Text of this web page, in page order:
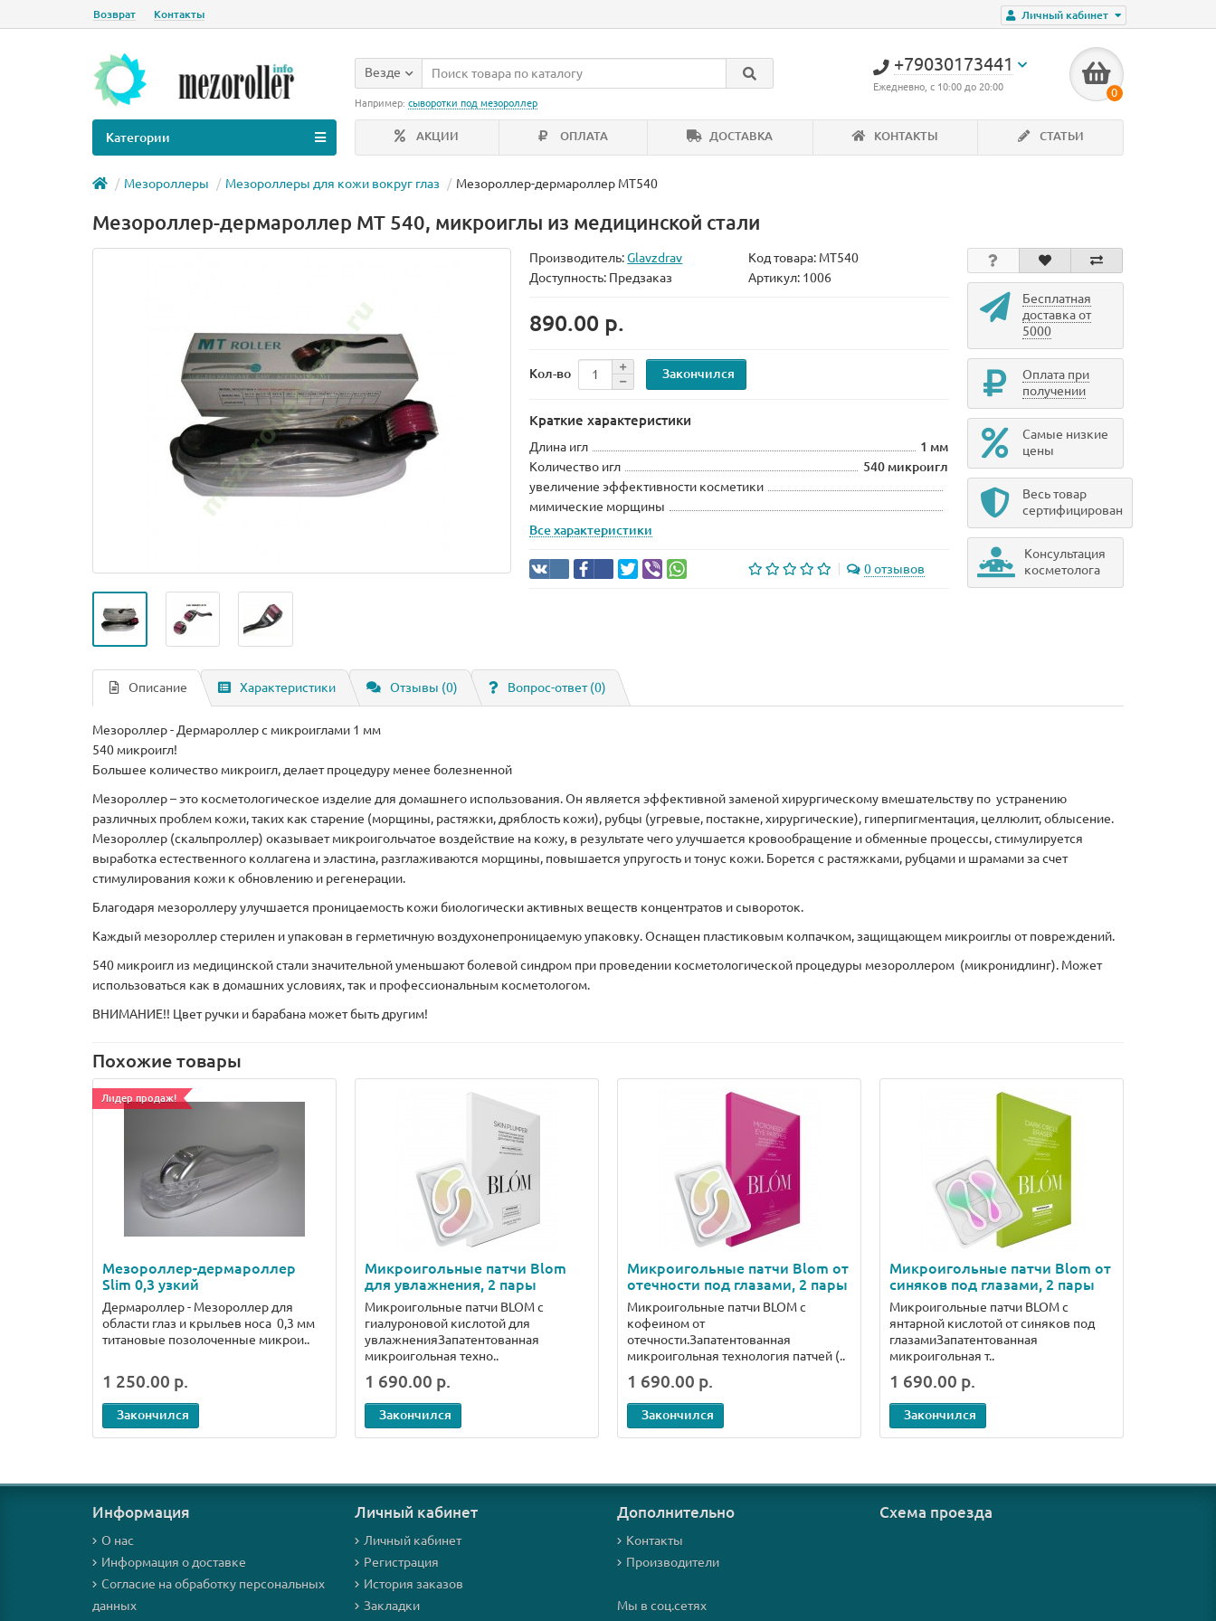
Личный кабинет
Возврат Контакты
+79030173441
Ежедневно, с 10:00 до 20:00 0
Везде
Например: сыворотки под мезороллер
АКЦИИ ОПЛАТА ДОСТАВКА КОНТАКТЫ СТАТЬИ
Категории
Мезороллеры Мезороллеры для кожи вокруг глаз Мезороллер-дермароллер MT540
Мезороллер-дермароллер MT 540, микроиглы из медицинской стали
Производитель:Glavzdrav Код товара: MT540
Доступность: Предзаказ
Артикул: 1006
890.00 р.
Кол-во Закончился
Краткие характеристики
Длина игл
1 мм
Количество игл
540 микроигл
увеличение эффективности косметики
мимические морщины
Все характеристики
0 отзывов
Бесплатная
доставка от
5000
Оплата при
получении
Самые низкие
цены
Весь товар
сертифицирован
Консультация
косметолога
Описание Характеристики Отзывы (0) Вопрос-ответ(0)
Мезороллер - Дермароллер с микроиглами 1 мм
540 микроигл!
Большее количество микроигл, делает процедуру менее болезненной
Мезороллер – это косметологическое изделие для домашнего использования. Он является эффективной заменой хирургическому вмешательству по устранению
различных проблем кожи, таких как старение (морщины, растяжки, дряблость кожи), рубцы (угревые, постакне, хирургические), гиперпигментация, целлюлит, облысение.
Мезороллер (скальпроллер) оказывает микроигольчатое воздействие на кожу, в результате чего улучшается кровообращение и обменные процессы, стимулируется
выработка естественного коллагена и эластина, разглаживаются морщины, повышается упругость и тонус кожи. Борется с растяжками, рубцами и шрамами за счет
стимулирования кожи к обновлению и регенерации.
Благодаря мезороллеру улучшается проницаемость кожи биологически активных веществ концентратов и сывороток.
Каждый мезороллер стерилен и упакован в герметичную воздухонепроницаемую упаковку. Оснащен пластиковым колпачком, защищающем микроиглы от повреждений.
540 микроигл из медицинской стали значительной уменьшают болевой синдром при проведении косметологической процедуры мезороллером (микронидлинг). Может
использоваться как в домашних условиях, так и профессиональным косметологом.
ВНИМАНИЕ!! Цвет ручки и барабана может быть другим!
Похожие товары
Лидер продаж!
Мезороллер-дермароллер
Slim 0,3 узкий
Дермароллер - Мезороллер для
области глаз и крыльев носа 0,3 мм
титановые позолоченные микрои..
1 250.00 р.
Закончился
Микроигольные патчи Blom
для увлажнения, 2 пары
Микроигольные патчи BLOM с
гиалуроновой кислотой для
увлажненияЗапатентованная
микроигольная техно..
1 690.00 р.
Закончился
Микроигольные патчи Blom от
отечности под глазами, 2 пары
Микроигольные патчи BLOM с
кофеином от
отечности.Запатентованная
микроигольная технология патчей (..
1 690.00 р.
Закончился
Микроигольные патчи Blom от
синяков под глазами, 2 пары
Микроигольные патчи BLOM с
янтарной кислотой от синяков под
глазамиЗапатентованная
микроигольная т..
1 690.00 р.
Закончился
Информация
О нас
Информация о доставке
Согласие на обработку персональных
данных
Личный кабинет
Личный кабинет
Регистрация
История заказов
Закладки
Дополнительно
Контакты
Производители
Мы в соц.сетях
Схема проезда